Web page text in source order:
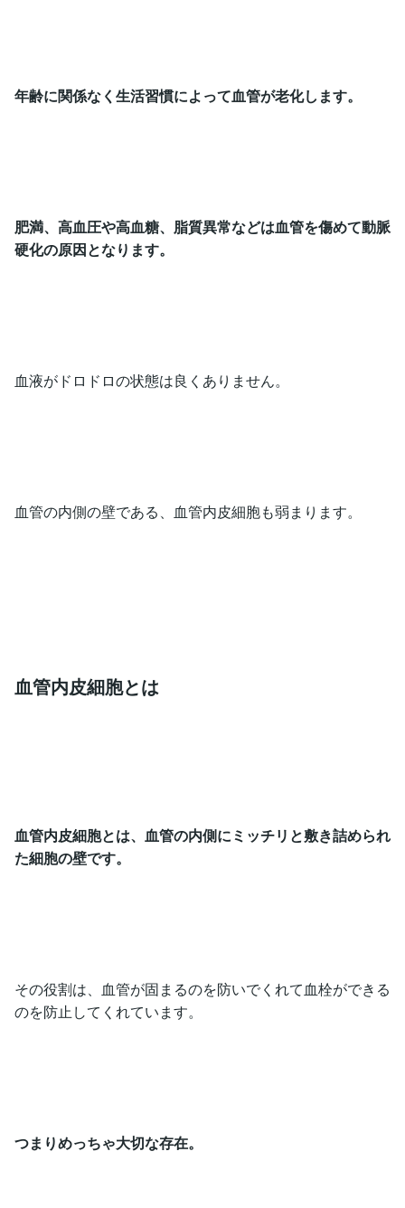
年齢に関係なく生活習慣によって血管が老化します。
肥満、高血圧や高血糖、脂質異常などは血管を傷めて動脈
硬化の原因となります。
血液がドロドロの状態は良くありません。
血管の内側の壁である、血管内皮細胞も弱まります。
血管内皮細胞とは
血管内皮細胞とは、血管の内側にミッチリと敷き詰められ
た細胞の壁です。
その役割は、血管が固まるのを防いでくれて血栓ができる
のを防止してくれています。
つまりめっちゃ大切な存在。